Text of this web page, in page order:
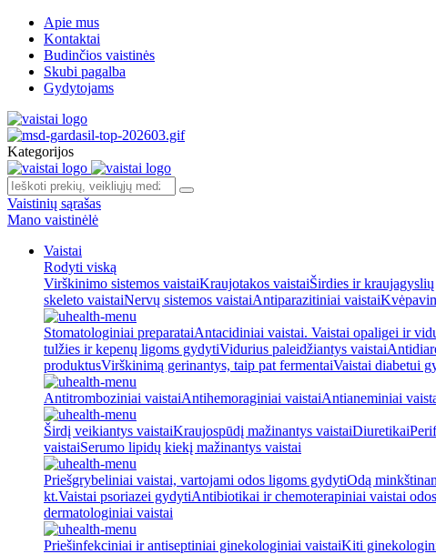
Apie mus
Kontaktai
Budinčios vaistinės
Skubi pagalba
Gydytojams
Kategorijos
Vaistinių sąrašas
Mano vaistinėlė
Vaistai
Rodyti viską
Virškinimo sistemos vaistaiKraujotakos vaistaiŠirdies ir
skeleto vaistaiNervų sistemos vaistaiAntiparazitiniai vaistai
Stomatologiniai preparataiAntacidiniai vaistai. Vaistai opaligei ir
tulžies ir kepenų ligoms gydytiVidurius paleidžiantys vaistai
produktusVirškinimą gerinantys, taip pat fermentaiVaistai diabetui
Antitromboziniai vaistaiAntihemoraginiai vaistaiAntianeminiai
Širdį veikiantys vaistaiKraujospūdį mažinantys vaistaiDiuretikai
vaistaiSerumo lipidų kiekį mažinantys vaistai
Priešgrybeliniai vaistai, vartojami odos ligoms gydytiOdą
kt.Vaistai psoriazei gydytiAntibiotikai ir chemoterapiniai vaistai
dermatologiniai vaistai
Priešinfekciniai ir antiseptiniai ginekologiniai vaistaiKiti